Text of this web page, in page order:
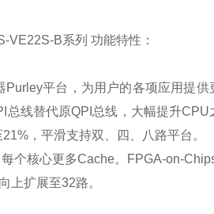
B系列 功能特性：
平台，为用户的各项应用提供
总线替代原QPI总线，大幅提升
，平滑支持双、四、八路平台。
核心更多Cache。FPGA-on-
扩展至32路。